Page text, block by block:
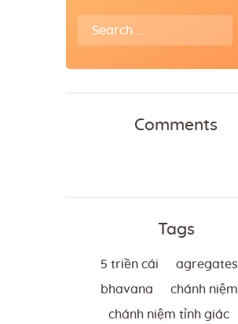
Search
for:
Comments
Tags
5 triền cái agregates
bhavana chánh niệm
chánh niệm tỉnh giác